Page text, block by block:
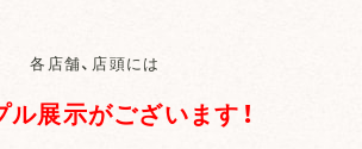
各店舗、店頭には
ル展示がございます！